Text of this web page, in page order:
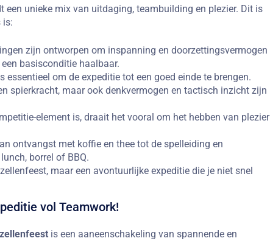
een unieke mix van uitdaging, teambuilding en plezier. Dit is
is:
zijn ontworpen om inspanning en doorzettingsvermogen
basisconditie haalbaar.
essentieel om de expeditie tot een goed einde te brengen.
spierkracht, maar ook denkvermogen en tactisch inzicht zijn
element is, draait het vooral om het hebben van plezier
ontvangst met koffie en thee tot de spelleiding en
borrel of BBQ.
maar een avontuurlijke expeditie die je niet snel
vol Teamwork!
is een aaneenschakeling van spannende en